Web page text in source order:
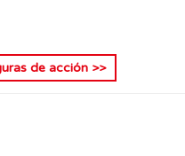
de acción>>